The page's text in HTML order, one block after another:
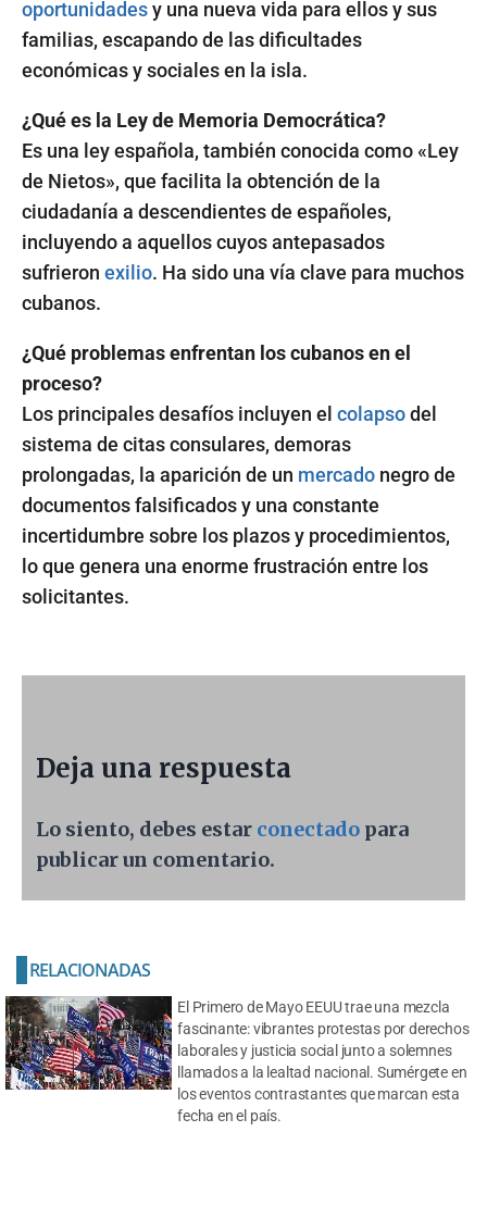
oportunidadesy una nueva vida para ellos y sus
familias, escapando de las dificultades
económicas y sociales en la isla.
¿Qué es la Ley de Memoria Democrática?
Es una ley española, también conocida como «Ley
de Nietos», que facilita la obtención de la
ciudadanía a descendientes de españoles,
incluyendo a aquellos cuyos antepasados
sufrieron exilio. Ha sido una vía clave para muchos
cubanos.
¿Qué problemas enfrentan los cubanos en el
proceso?
Los principales desafíos incluyen el colapsodel
sistema de citas consulares, demoras
prolongadas, la aparición de un mercado negro de
documentos falsificados y una constante
incertidumbre sobre los plazos y procedimientos,
lo que genera una enorme frustración entre los
solicitantes.
Deja una respuesta
Lo siento, debes estar conectado para
publicar un comentario.
El Primero de Mayo EEUU trae una mezcla
fascinante: vibrantes protestas por derechos
laborales y justicia social junto a solemnes
llamados a la lealtad nacional. Sumérgete en
los eventos contrastantes que marcan esta
fecha en el país.
RELACIONADAS